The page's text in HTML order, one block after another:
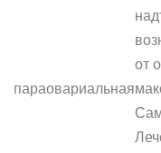
параовариальная
от